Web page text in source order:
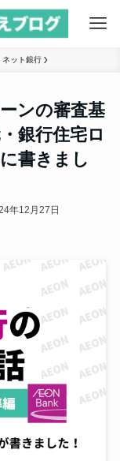
ネット銀行
ンの審査基
銀行住宅ロ
書きまし
年12月27日